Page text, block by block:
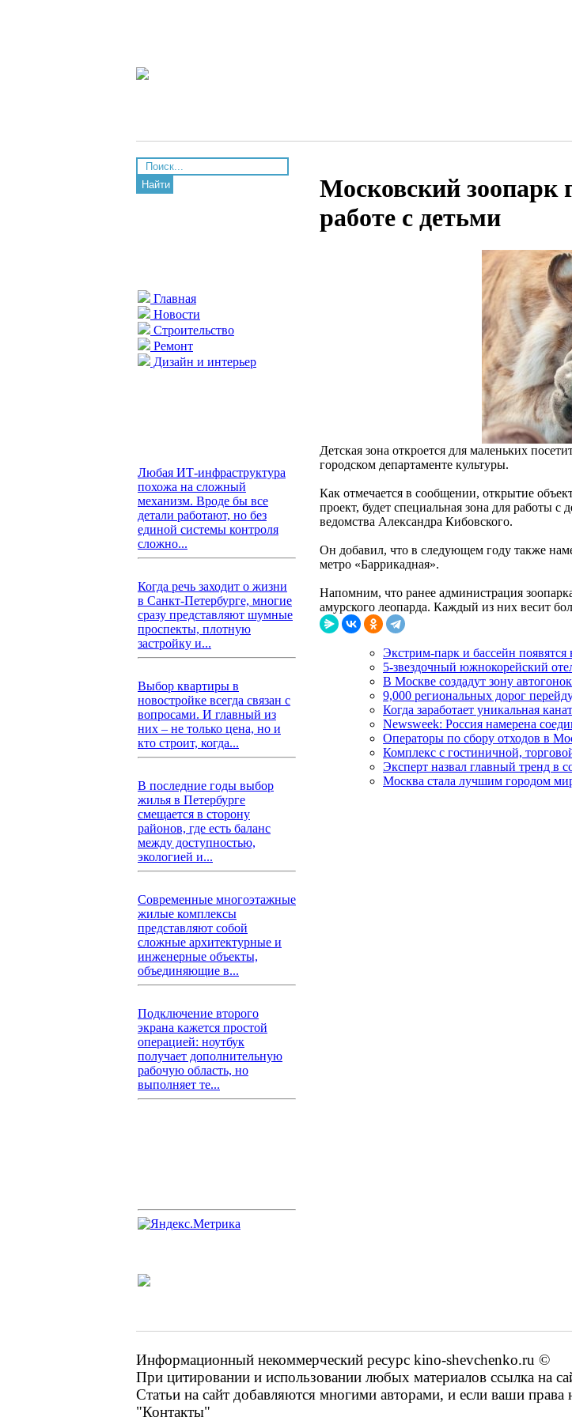
Найти
Главная
Новости
Строительство
Ремонт
Дизайн и интерьер
Любая ИТ-инфраструктура
похожа на сложный
механизм. Вроде бы все
детали работают, но без
единой системы контроля
сложно...
Когда речь заходит о жизни
в Санкт-Петербурге, многие
сразу представляют шумные
проспекты, плотную
застройку и...
Выбор квартиры в
новостройке всегда связан с
вопросами. И главный из
них – не только цена, но и
кто строит, когда...
В последние годы выбор
жилья в Петербурге
смещается в сторону
районов, где есть баланс
между доступностью,
экологией и...
Современные многоэтажные
жилые комплексы
представляют собой
сложные архитектурные и
инженерные объекты,
объединяющие в...
Подключение второго
экрана кажется простой
операцией: ноутбук
получает дополнительную
рабочую область, но
выполняет те...
Московский зоопарк
работе с детьми
Детская зона откроется для маленьких
городском департаменте культуры.
Как отмечается в сообщении, открытие
проект, будет специальная зона для работы с
ведомства Александра Кибовского.
Он добавил, что в следующем году также
метро «Баррикадная».
Напомним, что ранее администрация
амурского леопарда. Каждый из них весит
Экстрим-парк и бассейн
5-звездочный южнокорейский
В Москве создадут зону
9,000 региональных дорог
Когда заработает уникальная
Newsweek: Россия намерена
Операторы по сбору отходов в
Комплекс с гостиничной,
Эксперт назвал главный тренд в
Москва стала лучшим городом
Информационный некоммерческий ресурс kino-shevchenko.ru ©
При цитировании и использовании любых материалов ссылка на
Статьи на сайт добавляются многими авторами, и если ваши
"Контакты"